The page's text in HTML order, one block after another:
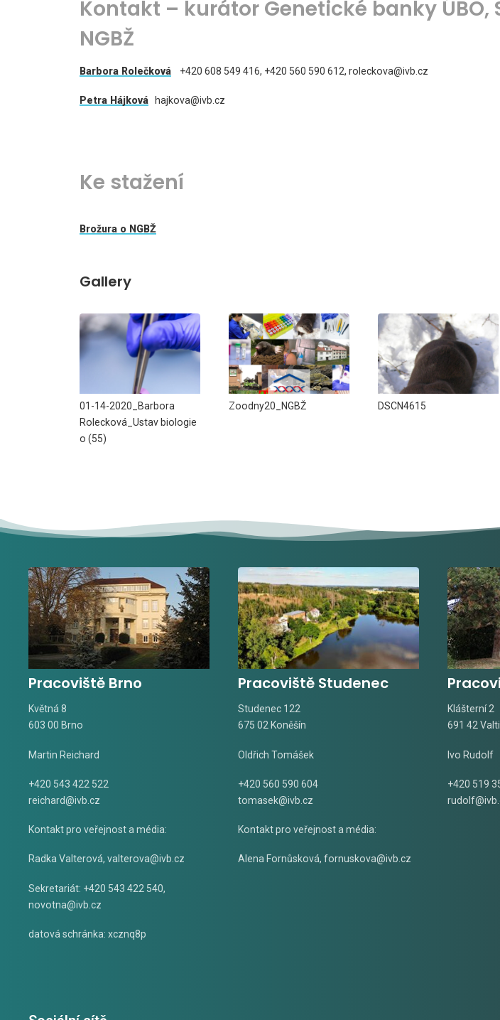
Kontakt – kurátor Genetické banky ÚBO,
NGBŽ
Barbora Rolečková +420 608 549 416, +420 560 590 612, roleckova@ivb.cz
Petra Hájková hajkova@ivb.cz
Ke stažení
Brožura o NGBŽ
Gallery
01-14-2020_Barbora
Rolecková_Ustav biologie
o (55)
Zoodny20_NGBŽ DSCN4615
Pracoviště Brno
Květná 8
603 00 Brno
Martin Reichard
+420 543 422 522
reichard@ivb.cz
Kontakt pro veřejnost a média:
Radka Valterová, valterova@ivb.cz
Sekretariát: +420 543 422 540,
novotna@ivb.cz
datová schránka: xcznq8p
Pracoviště Studenec
Studenec 122
675 02 Koněšín
Oldřich Tomášek
+420 560 590 604
tomasek@ivb.cz
Kontakt pro veřejnost a média:
Alena Fornůsková, fornuskova@ivb.cz
Klášterní 2
691 42
Ivo Rudolf
+420 519